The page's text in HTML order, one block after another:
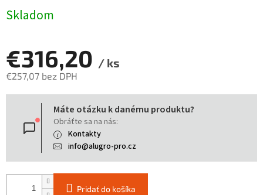
Skladom
€316,20 / ks
€257,07 bez DPH
Jednotková
Máte otázku k danému produktu?
Obráťte sa na nás:
Kontakty
info@alugro-pro.cz
Pridať do košíka